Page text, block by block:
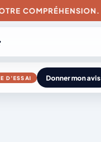
COMPRÉHENSION.
D’ESSAI Donner mon avis